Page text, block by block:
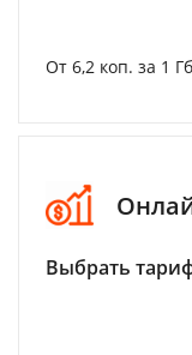
От 6,2 коп. за 1
Выбрать